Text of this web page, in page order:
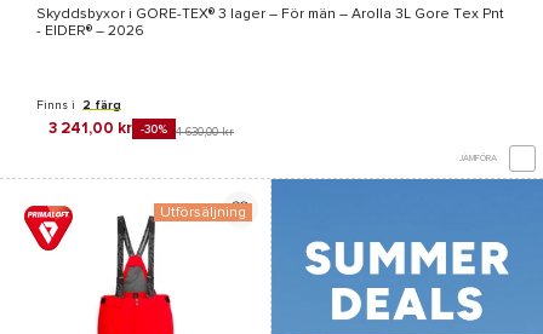
Skyddsbyxor i GORE-TEX® 3 lager – För män – Arolla 3L Gore Tex Pnt
- EIDER® – 2026
3 241,00 kr -30% 4 630,00 kr
Finns i 2 färg
JÄMFÖRA
Utförsäljning